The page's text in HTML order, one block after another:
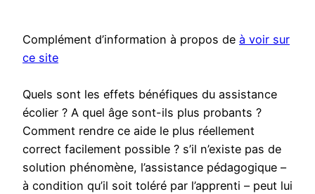
Complément d’information à propos de à voir sur
ce site
Quels sont les effets bénéfiques du assistance
écolier ? A quel âge sont-ils plus probants ?
Comment rendre ce aide le plus réellement
correct facilement possible ? s’il n’existe pas de
solution phénomène, l’assistance pédagogique –
à condition qu’il soit toléré par l’apprenti – peut lui